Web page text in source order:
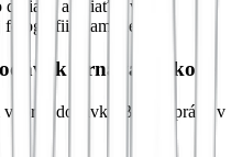
a vziať si veci z
uzamkne!
Trnava a okolie
vybrať dodávku Blynkr práve v